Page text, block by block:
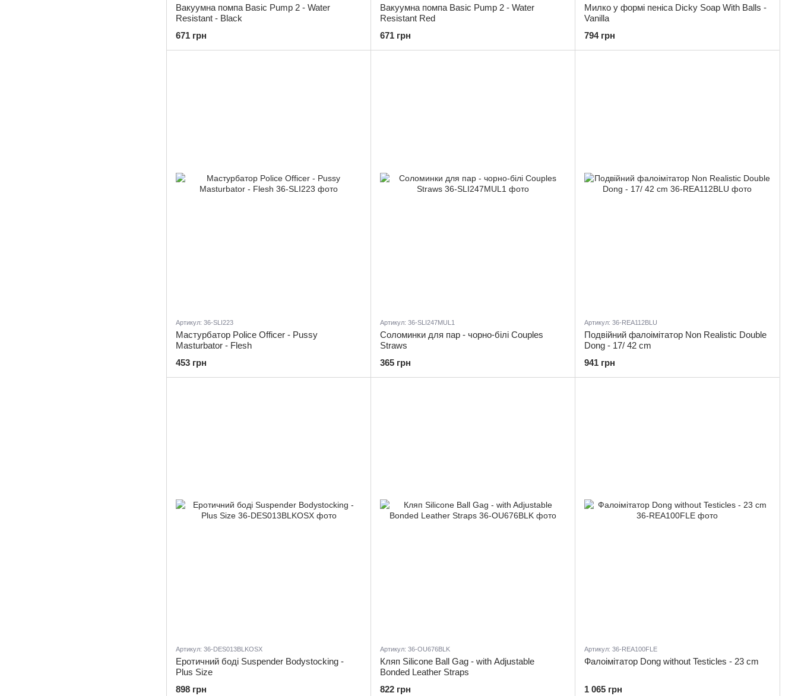
Вакуумна помпа Basic Pump 2 - Water
Resistant - Black
671 грн
Вакуумна помпа Basic Pump 2 - Water
Resistant Red
671 грн
Милко у формі пеніса Dicky Soap With Balls -
Vanilla
794 грн
Артикул: 36-SLI223
Мастурбатор Police Officer - Pussy
Masturbator - Flesh
453 грн
Артикул: 36-SLI247MUL1
Соломинки для пар - чорно-білі Couples
Straws
365 грн
Артикул: 36-REA112BLU
Подвійний фалоімітатор Non Realistic Double
Dong - 17/ 42 cm
941 грн
Артикул: 36-DES013BLKOSX
Еротичний боді Suspender Bodystocking -
Plus Size
898 грн
Артикул: 36-OU676BLK
Кляп Silicone Ball Gag - with Adjustable
Bonded Leather Straps
822 грн
Артикул: 36-REA100FLE
Фалоімітатор Dong without Testicles - 23 cm
1 065 грн